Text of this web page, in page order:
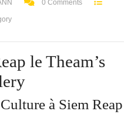
0 Comments
le Theam’s
à Siem Reap